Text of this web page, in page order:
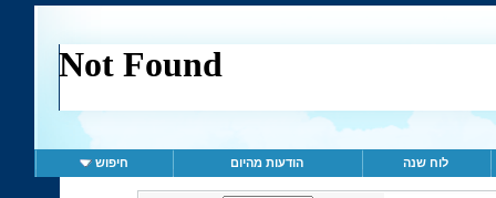
לוח שנה הודעות מהיום חיפוש